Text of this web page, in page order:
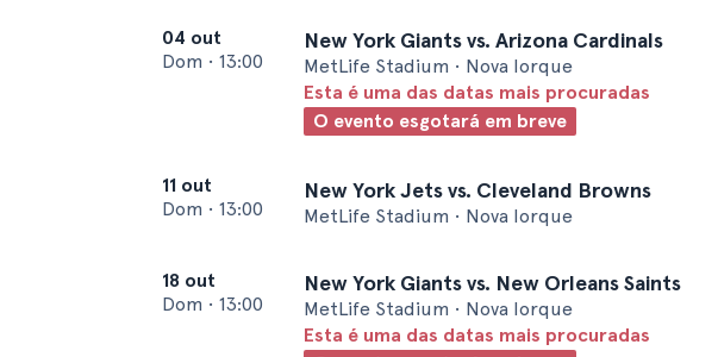
04 out
Dom • 13:00
New York Giants vs. Arizona Cardinals
MetLife Stadium • Nova Iorque
Esta é uma das datas mais procuradas
O evento esgotará em breve
11 out
Dom • 13:00
New York Jets vs. Cleveland Browns
MetLife Stadium • Nova Iorque
18 out
Dom • 13:00
New York Giants vs. New Orleans Saints
MetLife Stadium • Nova Iorque
Esta é uma das datas mais procuradas